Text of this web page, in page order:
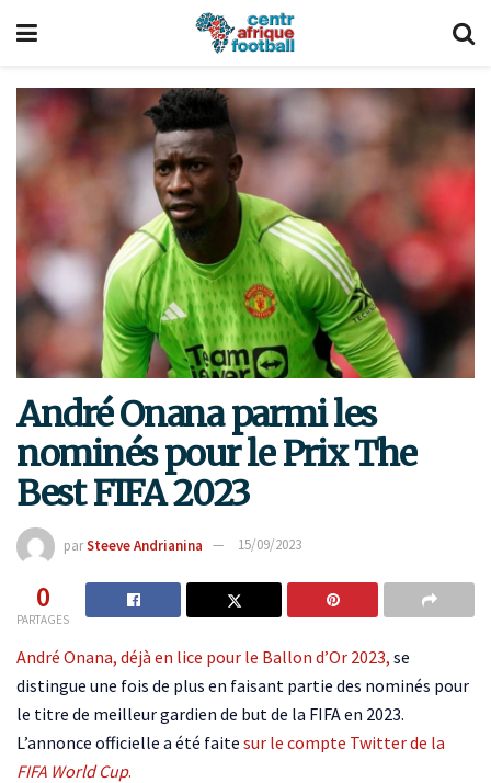
André Onana parmi les
nominés pour le Prix The
Best FIFA 2023
parSteeve Andrianina 15/09/2023
0
PARTAGES
André Onana, déjà en lice pour le Ballon d’Or 2023, se
distingue une fois de plus en faisant partie des nominés pour
le titre de meilleur gardien de but de la FIFA en 2023.
L’annonce officielle a été faite sur le compte Twitter de la
FIFA World Cup.